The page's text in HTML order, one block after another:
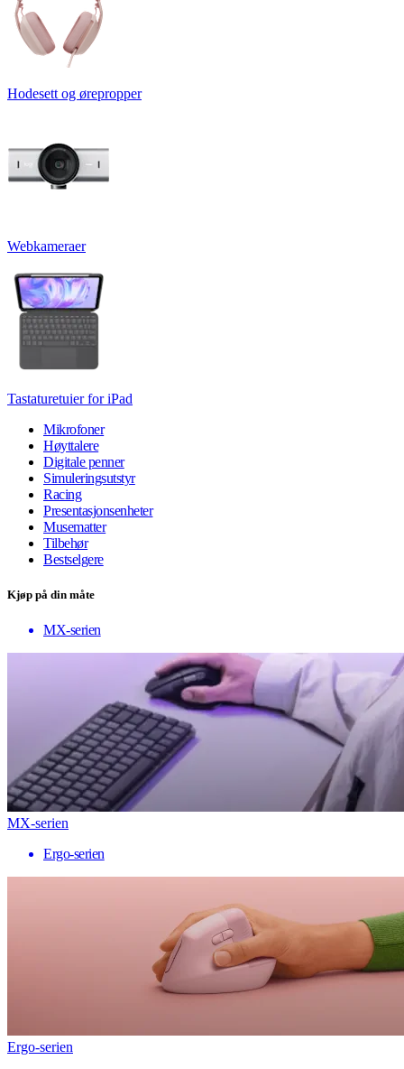
Hodesett og ørepropper
Webkameraer
Tastaturetuier for iPad
Mikrofoner
Høyttalere
Digitale penner
Simuleringsutstyr
Racing
Presentasjonsenheter
Musematter
Tilbehør
Bestselgere
Kjøp på din måte
MX-serien
MX-serien
Ergo-serien
Ergo-serien